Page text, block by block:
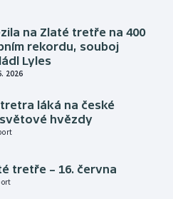
na Zlaté tretře na 400
rekordu, souboj
Lyles
2026
láká na české
hvězdy
tretře – 16. června